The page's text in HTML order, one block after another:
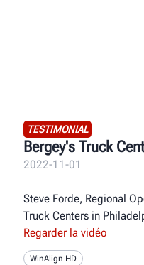
TESTIMONIAL
Bergey's Truck
2022-11-01
Steve Forde, Regional
Truck Centers in
Regarder la vidéo
WinAlign HD